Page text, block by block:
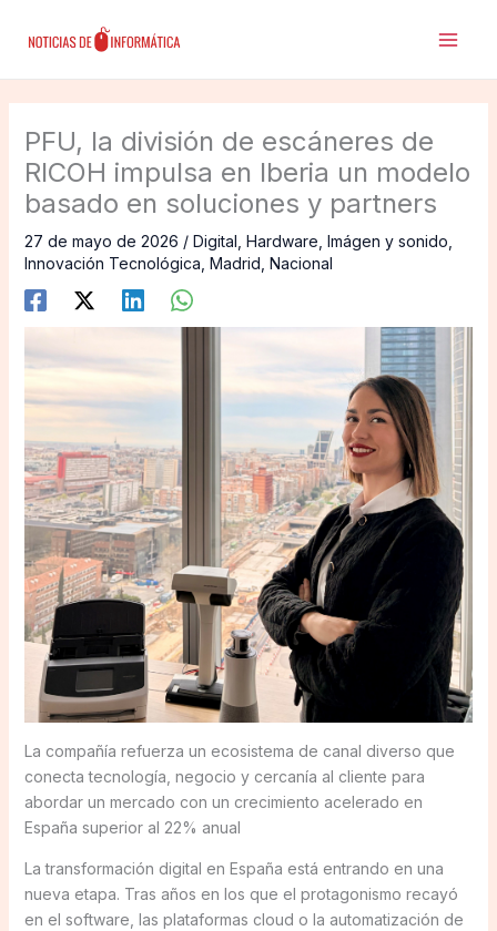
PFU, la división de escáneres de
RICOH impulsa en Iberia un modelo
basado en soluciones y partners
27 de mayo de 2026 / Digital Hardware Imágen y sonido
Innovación Tecnológica Madrid Nacional
La compañía refuerza un ecosistema de canal diverso que
conecta tecnología, negocio y cercanía al cliente para
abordar un mercado con un crecimiento acelerado en
España superior al 22% anual
La transformación digital en España está entrando en una
nueva etapa. Tras años en los que el protagonismo recayó
en el software, las plataformas cloud o la automatización de